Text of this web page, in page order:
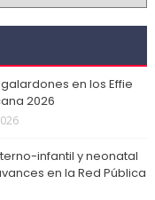
en los Effie
2026
infantil y neonatal
en la Red Pública